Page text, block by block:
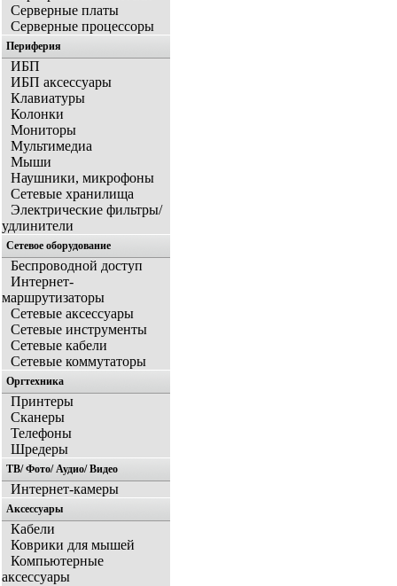
Серверные платы
Серверные процессоры
Периферия
ИБП
ИБП аксессуары
Клавиатуры
Колонки
Мониторы
Мультимедиа
Мыши
Наушники, микрофоны
Сетевые хранилища
Электрические фильтры/
удлинители
Сетевое оборудование
Беспроводной доступ
Интернет-
маршрутизаторы
Сетевые аксессуары
Сетевые инструменты
Сетевые кабели
Сетевые коммутаторы
Оргтехника
Принтеры
Сканеры
Телефоны
Шредеры
ТВ/ Фото/ Аудио/ Видео
Интернет-камеры
Аксессуары
Кабели
Коврики для мышей
Компьютерные
аксессуары